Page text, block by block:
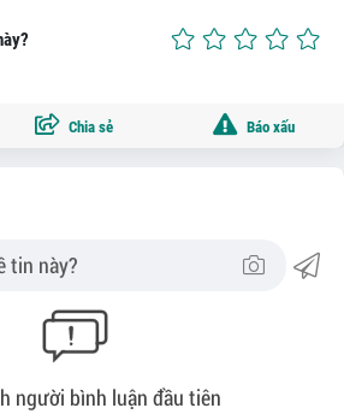
Chia sẻ Báo xấu
người bình luận đầu tiên